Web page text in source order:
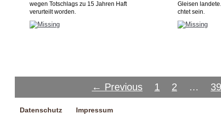
wegen Totschlags zu 15 Jahren Haft
verurteilt worden.
Gleisen
chtet sein.
← Previous 1 2 …
Datenschutz Impressum